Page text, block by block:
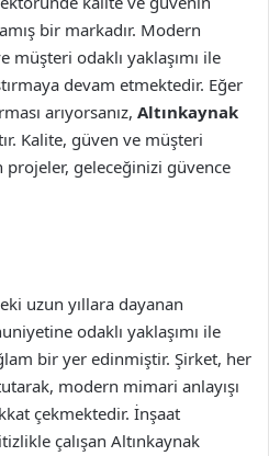
bir markadır. Modern
müşteri odaklı yaklaşımı ile
devam etmektedir. Eğer
arıyorsanız, Altınkaynak
Kalite, güven ve müşteri
geleceğinizi güvence
uzun yıllara dayanan
odaklı yaklaşımı ile
bir yer edinmiştir. Şirket, her
modern mimari anlayışı
çekmektedir. İnşaat
çalışan Altınkaynak